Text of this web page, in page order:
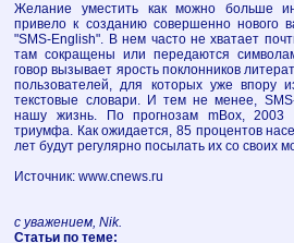
Желание уместить как можно больше
привело к созданию совершенно нового
"SMS-English". В нем часто не хватает
там сокращены или передаются
говор вызывает ярость поклонников
пользователей, для которых уже впору
текстовые словари. И тем не менее,
нашу жизнь. По прогнозам mBox, 2003
триумфа. Как ожидается, 85 процентов
лет будут регулярно посылать их со своих
Источник: www.cnews.ru
с уважением, Nik.
Статьи по теме: